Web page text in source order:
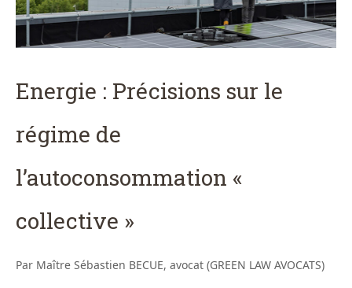
Energie : Précisions sur le
régime de
l’autoconsommation «
collective »
Par Maître Sébastien BECUE, avocat (GREEN LAW AVOCATS)